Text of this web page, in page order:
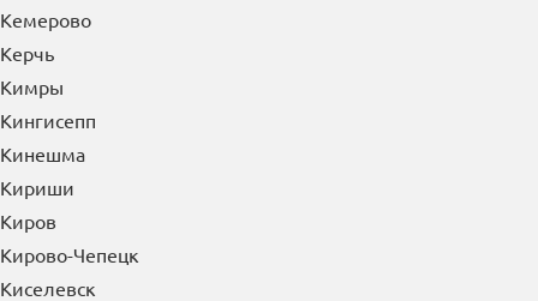
Кемерово
Керчь
Кимры
Кингисепп
Кинешма
Кириши
Киров
Кирово-Чепецк
Киселевск